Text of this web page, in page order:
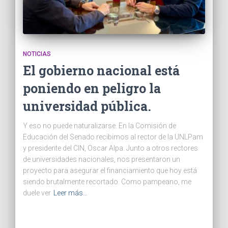
NOTICIAS
El gobierno nacional está
poniendo en peligro la
universidad pública.
Y eso no puede naturalizarse. En la Comisión de
Educación del Senado recibimos al rector de la UNLPam
y presidente del CIN, Oscar Alpa. Junto a otros rectores
de universidades nacionales, nos presentaron un
proyecto para asegurar el financiamiento que hoy está
siendo brutalmente recortado. Como pampeano, me
duele ver
Leer más…